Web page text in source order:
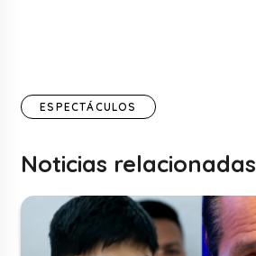
ESPECTÁCULOS
Noticias relacionadas